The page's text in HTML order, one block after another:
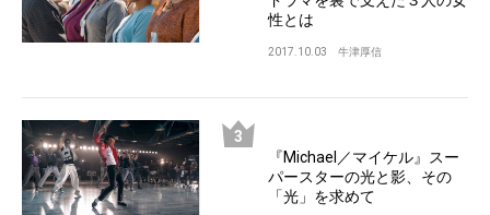
性とは
2017.10.03 牛津厚信
『Michael／マイケル』スー
パースターの光と影、その
「光」を求めて